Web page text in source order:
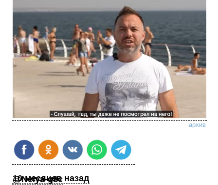
архив
@Nelya-g8c
10 месяцев назад